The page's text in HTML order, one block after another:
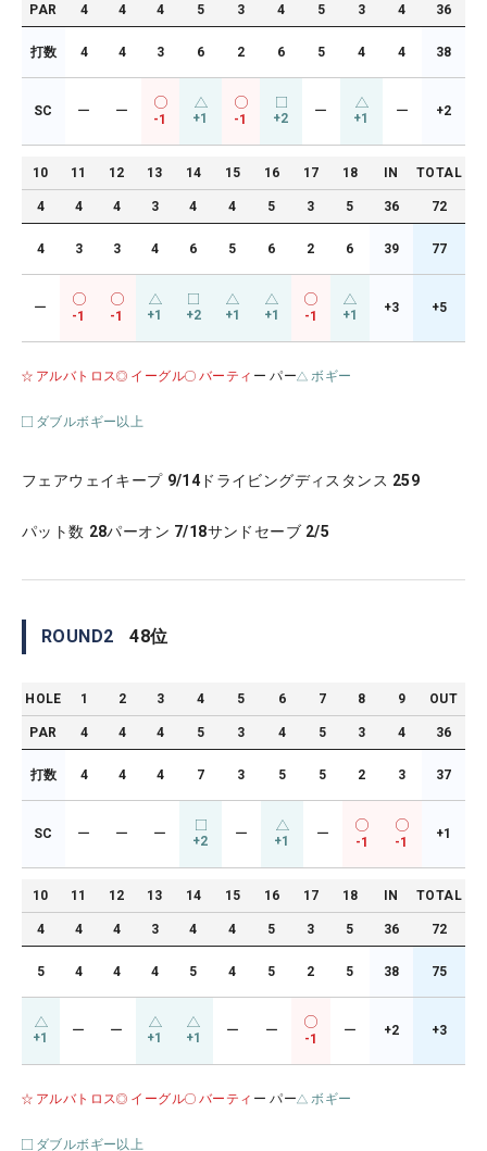
PAR 4 4 4 5 3 4 5 3 4 36
打数 4 4 3 6 2 6 5 4 4 38
SC ー ー
-1 +1 -1 +2 ー +1 ー +2
10 11 12 13 14 15 16 17 18 IN TOTAL
4 4 4 3 4 4 5 3 5 36 72
4 3 3 4 6 5 6 2 6 39 77
ー
-1 -1 +1 +2 +1 +1 -1 +1 +3 +5
アルバトロス イーグル バーティ ー パー ボギー
ダブルボギー以上
フェアウェイキープ 9/14 ドライビングディスタンス 259
パット数 28パーオン 7/18サンドセーブ 2/5
ROUND2 48位
HOLE 1 2 3 4 5 6 7 8 9 OUT
PAR 4 4 4 5 3 4 5 3 4 36
打数 4 4 4 7 3 5 5 2 3 37
SC ー ー ー +2 ー +1 ー
-1 -1
+1
10 11 12 13 14 15 16 17 18 IN TOTAL
4 4 4 3 4 4 5 3 5 36 72
5 4 4 4 5 4 5 2 5 38 75
+1 ー ー +1 +1 ー ー
-1
ー +2 +3
アルバトロス イーグル バーティ ー パー ボギー
ダブルボギー以上